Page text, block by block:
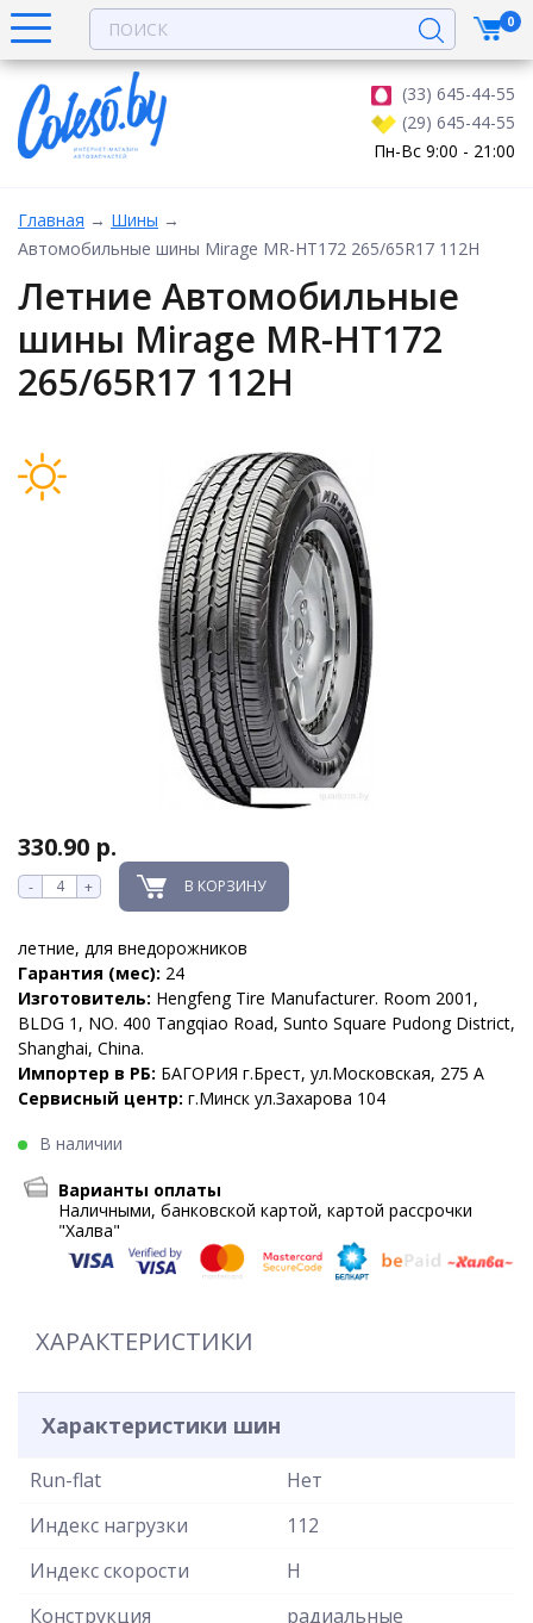
(33) 645-44-55
(29) 645-44-55
Пн-Вс 9:00 - 21:00
0
Главная → Шины →
Автомобильные шины Mirage MR-HT172 265/65R17 112H
Летние Автомобильные
шины Mirage MR-HT172
265/65R17 112H
330.90 р.
- + В КОРЗИНУ
летние, для внедорожников
Гарантия (мес): 24
Изготовитель: Hengfeng Tire Manufacturer. Room 2001,
BLDG 1, NO. 400 Tangqiao Road, Sunto Square Pudong District,
Shanghai, China.
Импортер в РБ: БАГОРИЯ г.Брест, ул.Московская, 275 А
Сервисный центр: г.Минск ул.Захарова 104
В наличии
Варианты оплаты
Наличными, банковской картой, картой рассрочки
"Халва"
ХАРАКТЕРИСТИКИ
Характеристики шин
Run-flat
Нет
Индекс нагрузки
112
Индекс скорости
H
Конструкция
радиальные